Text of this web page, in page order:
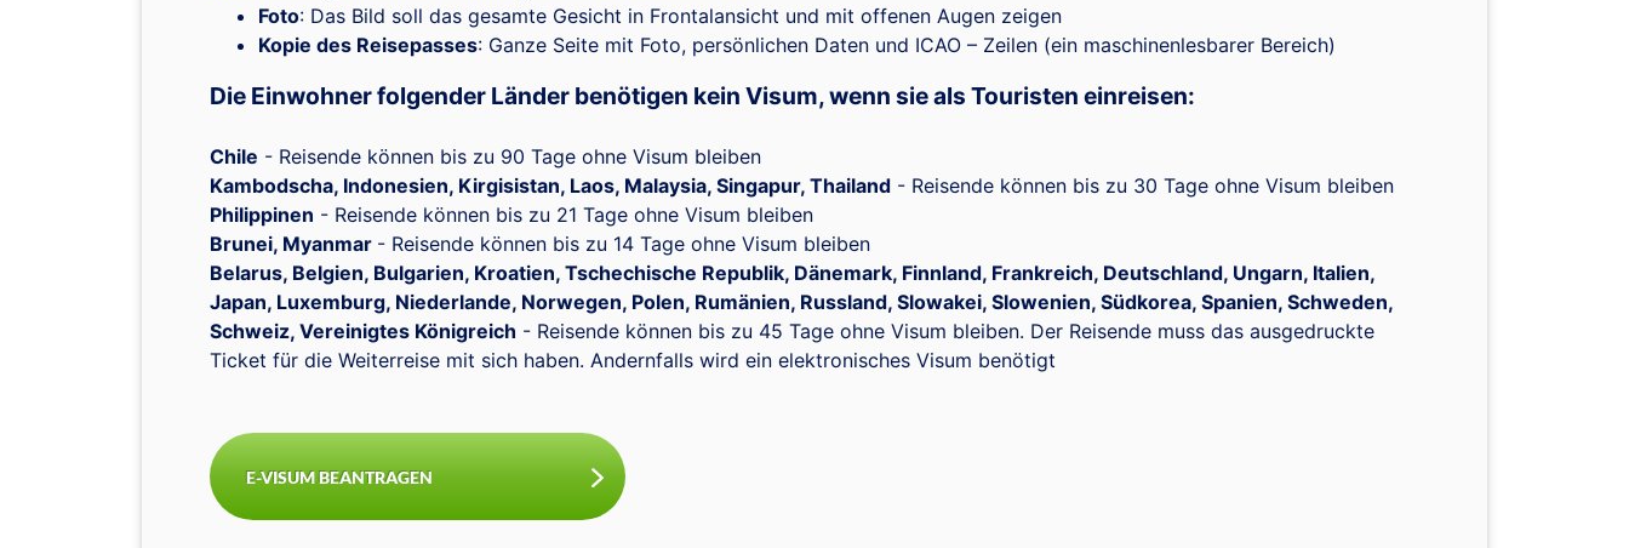
Foto: Das Bild soll das gesamte Gesicht in Frontalansicht und mit offenen Augen zeigen
Kopie des Reisepasses: Ganze Seite mit Foto, persönlichen Daten und ICAO – Zeilen (ein maschinenlesbarer Bereich)
Die Einwohner folgender Länder benötigen kein Visum, wenn sie als Touristen einreisen:
Chile - Reisende können bis zu 90 Tage ohne Visum bleiben
Kambodscha, Indonesien, Kirgisistan, Laos, Malaysia, Singapur, Thailand- Reisende können bis zu 30 Tage ohne Visum bleiben
Philippinen - Reisende können bis zu 21 Tage ohne Visum bleiben
Brunei, Myanmar - Reisende können bis zu 14 Tage ohne Visum bleiben
Belarus, Belgien, Bulgarien, Kroatien, Tschechische Republik, Dänemark, Finnland, Frankreich, Deutschland, Ungarn, Italien,
Japan, Luxemburg, Niederlande, Norwegen, Polen, Rumänien, Russland, Slowakei, Slowenien, Südkorea, Spanien, Schweden,
Schweiz, Vereinigtes Königreich - Reisende können bis zu 45 Tage ohne Visum bleiben. Der Reisende muss das ausgedruckte
Ticket für die Weiterreise mit sich haben. Andernfalls wird ein elektronisches Visum benötigt
E-VISUM BEANTRAGEN